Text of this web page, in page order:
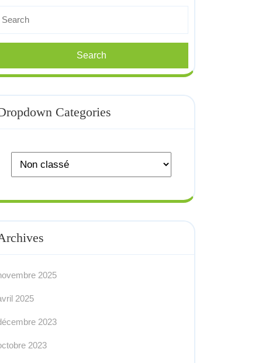
Categories
2025
2025
2023
2023